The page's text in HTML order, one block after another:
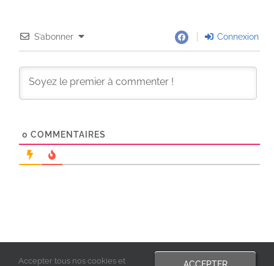
S’abonner Connexion
0 COMMENTAIRES
Accepter tous nos cookies et